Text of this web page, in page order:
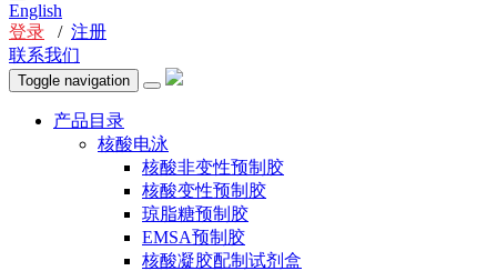
English
登录 / 注册
联系我们
Toggle navigation
产品目录
核酸电泳
核酸非变性预制胶
核酸变性预制胶
琼脂糖预制胶
EMSA预制胶
核酸凝胶配制试剂盒